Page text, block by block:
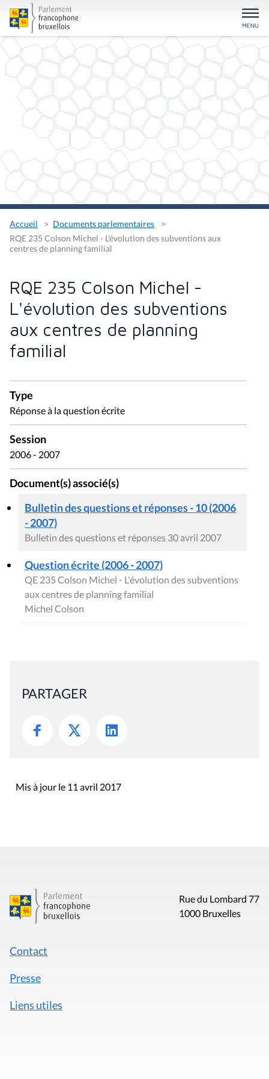
Accueil
Documents parlementaires
RQE 235 Colson Michel - L'évolution des subventions aux
centres de planning familial
RQE 235 Colson Michel -
L'évolution des subventions
aux centres de planning
familial
Type
Réponse à la question écrite
Session
2006 - 2007
Document(s) associé(s)
Bulletin des questions et réponses - 10 (2006
- 2007)
Bulletin des questions et réponses 30 avril 2007
Question écrite (2006 - 2007)
QE 235 Colson Michel - L'évolution des subventions
aux centres de planning familial
Michel Colson
PARTAGER
Mis à jour le 11 avril 2017
Rue du Lombard 77
1000 Bruxelles
Contact
Presse
Liens utiles